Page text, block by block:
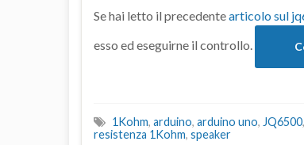
Se hai letto il precedentearticolo sul
esso ed eseguirne il controllo.
1Kohm, arduino, arduino uno, JQ6500,
resistenza 1Kohm, speaker